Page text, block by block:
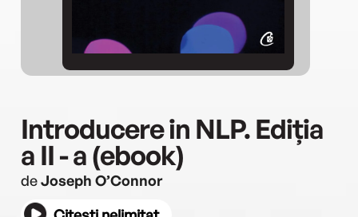
Introducere in NLP. Ediția
a II - a (ebook)
deJoseph O’Connor